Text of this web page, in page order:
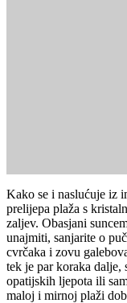
Kako se i naslućuje iz
prelijepa plaža s
zaljev. Obasjani
unajmiti, sanjarite o
cvrčaka i zovu
tek je par koraka dalje,
opatijskih ljepota ili
maloj i mirnoj plaži